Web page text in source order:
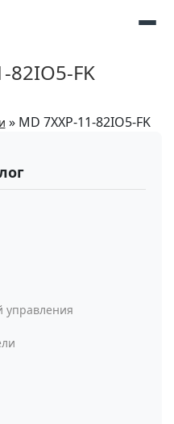
82IO5-FK
» MD 7XXP-11-82IO5-FK
управления